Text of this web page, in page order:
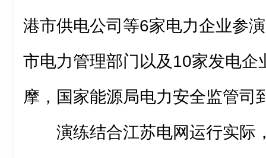
港市供电公司等6家电力企业参
市电力管理部门以及10家发电企
摩，国家能源局电力安全监管司
演练结合江苏电网运行实际